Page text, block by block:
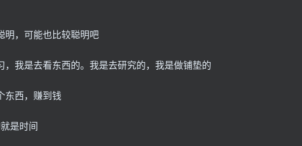
明，可能也比较聪明吧
我是去看东西的。我是去研究的，我是做铺垫的
东西，赚到钱
是时间